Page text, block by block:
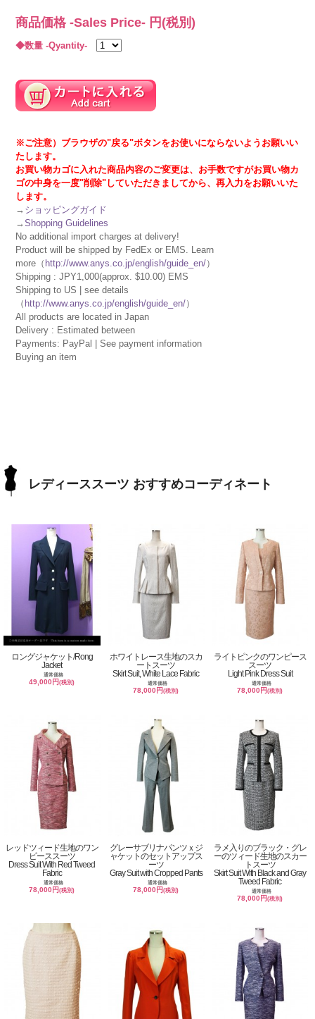
商品価格 -Sales Price- 円(税別)
◆数量 -Qyantity-
※ご注意）ブラウザの"戻る"ボタンをお使いにならないようお願いい
たします。
お買い物カゴに入れた商品内容のご変更は、お手数ですがお買い物カ
ゴの中身を一度"削除"していただきましてから、再入力をお願いいた
します。
→ ショッピングガイド
→Shopping Guidelines
No additional import charges at delivery!
Product will be shipped by FedEx or EMS. Learn
more（ http://www.anys.co.jp/english/guide_en/）
Shipping : JPY1,000(approx. $10.00) EMS
Shipping to US | see details
（ http://www.anys.co.jp/english/guide_en/）
All products are located in Japan
Delivery : Estimated between
Payments: PayPal | See payment information
Buying an item
レディーススーツ おすすめコーディネート
ロングジャケット/Rong
Jacket
通常価格
49,000円(税別)
ホワイトレース生地のスカ
ートスーツ
Skirt Suit, White Lace Fabric
通常価格
78,000円(税別)
ライトピンクのワンピース
スーツ
Light Pink Dress Suit
通常価格
78,000円(税別)
レッドツィード生地のワン
ピーススーツ
Dress Suit With Red Tweed
Fabric
通常価格
78,000円(税別)
グレーサブリナパンツｘジ
ャケットのセットアップス
ーツ
Gray Suit with Cropped Pants
通常価格
78,000円(税別)
ラメ入りのブラック・グレ
ーのツィード生地のスカー
トスーツ
Skirt Suit With Black and Gray
Tweed Fabric
通常価格
78,000円(税別)